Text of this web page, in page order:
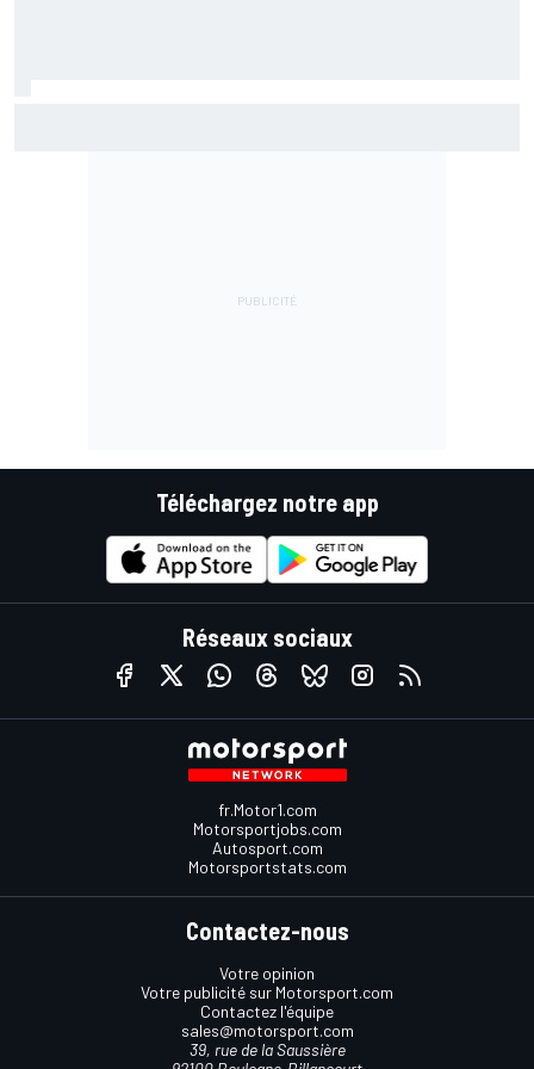
Téléchargez notre app
Réseaux sociaux
fr.Motor1.com
Motorsportjobs.com
Autosport.com
Motorsportstats.com
Contactez-nous
Votre opinion
Votre publicité sur Motorsport.com
Contactez l'équipe
sales@motorsport.com
39, rue de la Saussière